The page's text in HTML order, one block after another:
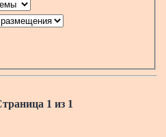
1 из 1